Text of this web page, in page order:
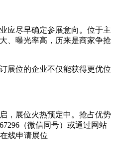
应尽早确定参展意向。位于主
、曝光率高，历来是商家争抢
展位的企业不仅能获得更优位
，展位火热预定中。抢占优势
（微信同号）或通过网站
线申请展位